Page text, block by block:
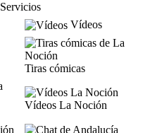
Servicios
Vídeos
Tiras cómicas
Vídeos La Noción